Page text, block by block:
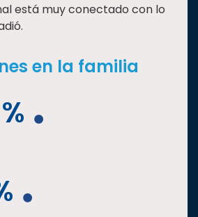
está muy conectado con lo
en la familia